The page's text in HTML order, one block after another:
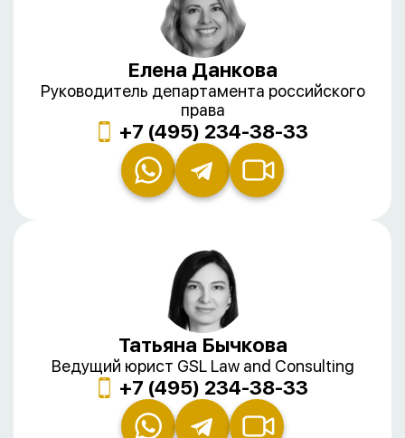
Елена Данкова
Руководитель департамента российского
права
+7 (495) 234-38-33
Татьяна Бычкова
Ведущий юрист GSL Law and Consulting
+7 (495) 234-38-33